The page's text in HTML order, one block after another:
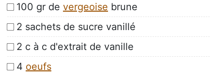
100 gr de vergeoise brune
2 sachets de sucre vanillé
2 c à c d'extrait de vanille
4 oeufs